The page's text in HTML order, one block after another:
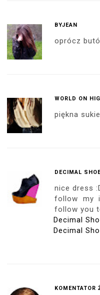
BYJEAN
oprócz
WORLD ON
piękna
DECIMAL
nice dress
follow my
follow you
Decimal
Decimal
KOMENTATOR